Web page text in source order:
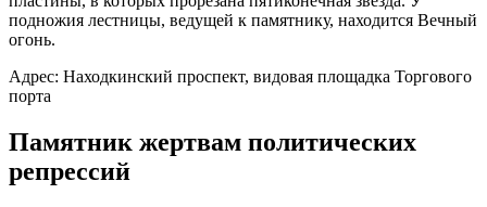
подножия лестницы, ведущей к памятнику, находится Вечный
огонь.
Адрес: Находкинский проспект, видовая площадка Торгового
порта
Памятник жертвам политических
репрессий